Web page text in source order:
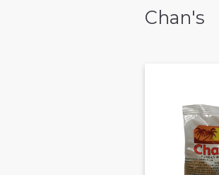
Chan's